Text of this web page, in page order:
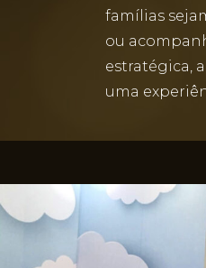
famílias
ou
estratégica,
uma